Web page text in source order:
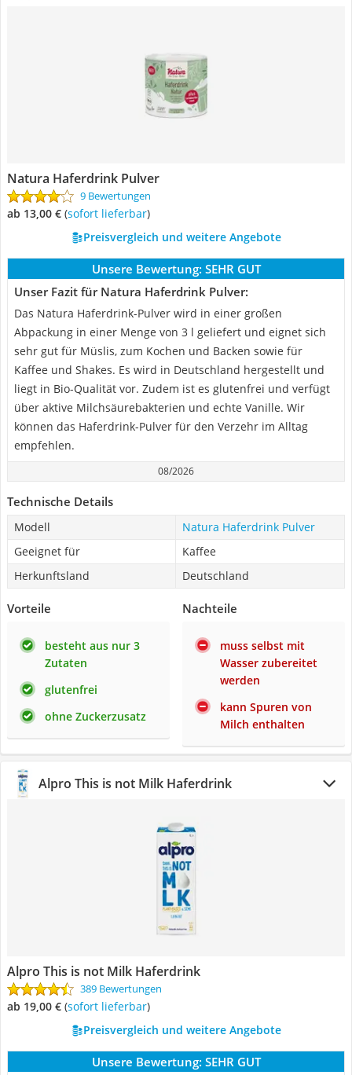
Natura Haferdrink Pulver
9 Bewertungen
ab 13,00 € ( Sofort lieferbar)
Preisvergleich und weitere Angebote
Unsere Bewertung: SEHR GUT
Unser Fazit für Natura Haferdrink Pulver:
Das Natura Haferdrink-Pulver wird in einer großen
Abpackung in einer Menge von 3 l geliefert und eignet sich
sehr gut für Müslis, zum Kochen und Backen sowie für
Kaffee und Shakes. Es wird in Deutschland hergestellt und
liegt in Bio-Qualität vor. Zudem ist es glutenfrei und verfügt
über aktive Milchsäurebakterien und echte Vanille. Wir
können das Haferdrink-Pulver für den Verzehr im Alltag
empfehlen.
08/2026
Technische Details
Modell
Natura Haferdrink Pulver
Geeignet für
Kaffee
Herkunftsland
Deutschland
Vorteile
besteht aus nur 3
Zutaten
glutenfrei
ohne Zuckerzusatz
Nachteile
muss selbst mit
Wasser zubereitet
werden
kann Spuren von
Milch enthalten
Alpro This is not Milk Haferdrink
Alpro This is not Milk Haferdrink
389 Bewertungen
ab 19,00 € ( Sofort lieferbar)
Preisvergleich und weitere Angebote
Unsere Bewertung: SEHR GUT